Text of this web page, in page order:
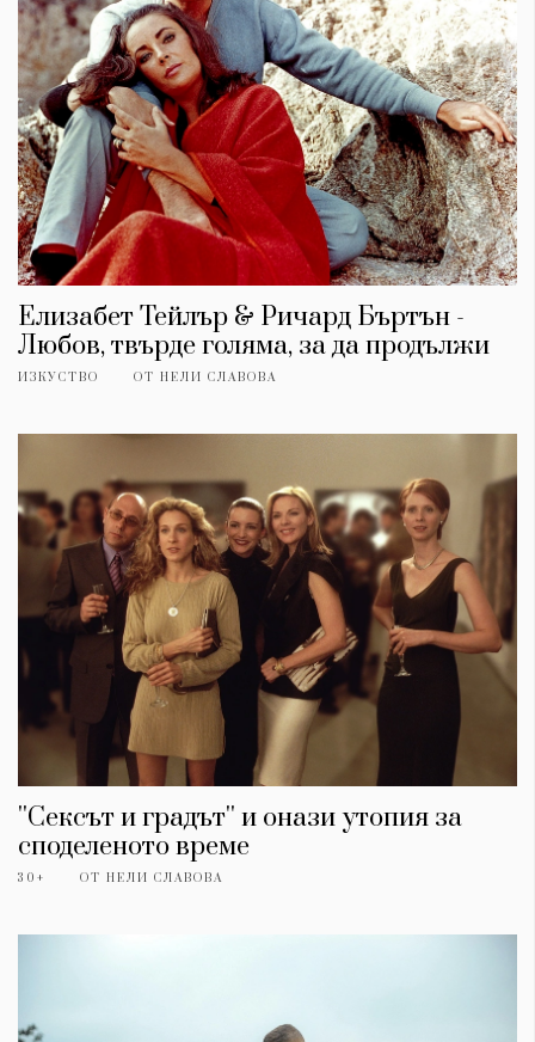
Елизабет Тейлър & Ричард Бъртън -
Любов, твърде голяма, за да продължи
ИЗКУСТВО ОТ НЕЛИ СЛАВОВА
''Сексът и градът'' и онази утопия за
споделеното време
30+ ОТ НЕЛИ СЛАВОВА